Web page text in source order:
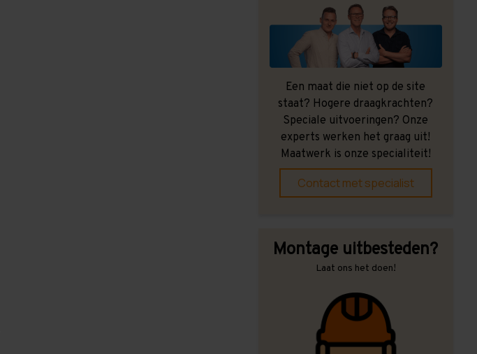
Een maat die niet op de site
staat? Hogere draagkrachten?
Speciale uitvoeringen? Onze
experts werken het graag uit!
Maatwerk is onze specialiteit!
Contact met specialist
Montage uitbesteden?
Laat ons het doen!